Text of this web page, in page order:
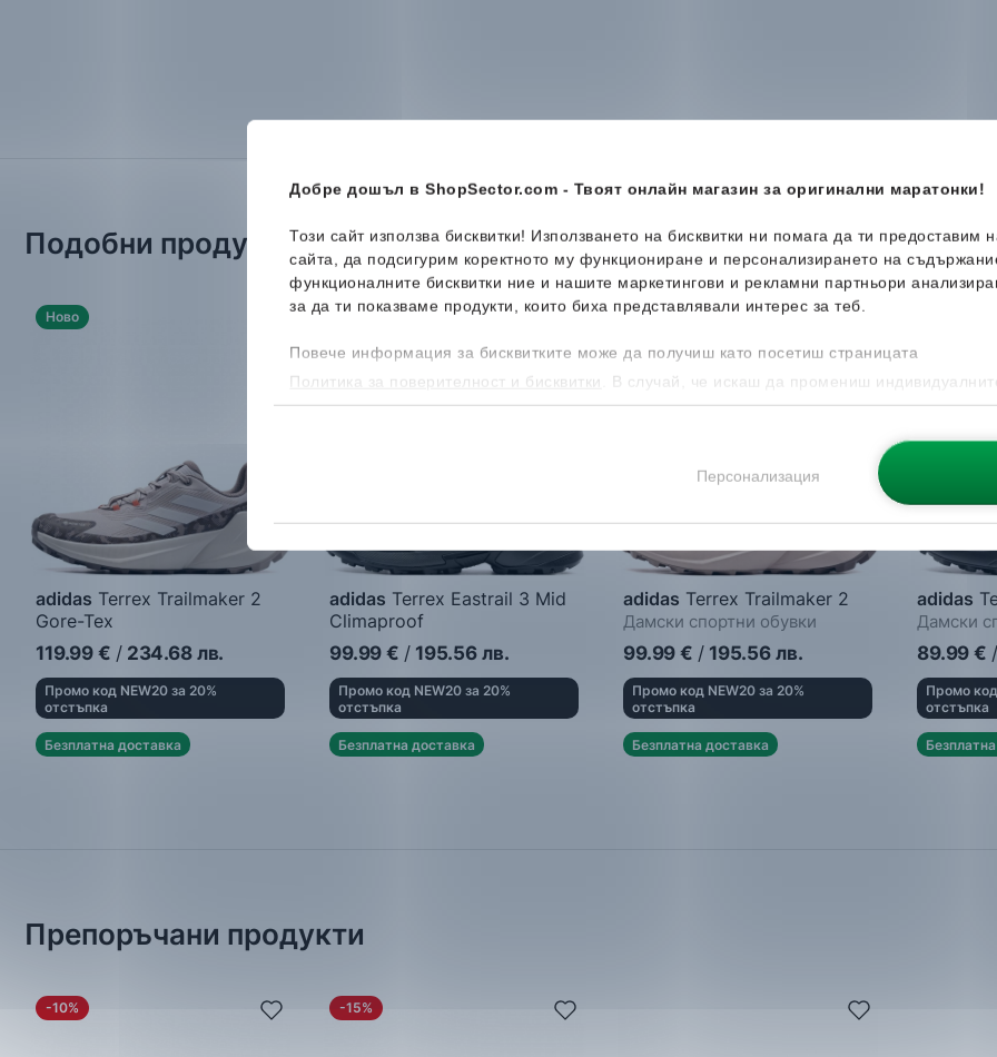
Добре дошъл в ShopSector.com - Твоят онлайн магазин за оригинални маратонки!
Този сайт използва бисквитки! Използването на бисквитки ни помага да ти предоставим
сайта, да подсигурим коректното му функциониране и персонализирането на
функционалните бисквитки ние и нашите маркетингови и рекламни партньори
за да ти показваме продукти, които биха представлявали интерес за теб.
Повече информация за бисквитките може да получиш като посетиш страницата
Политика за поверителност и бисквитки
. В случай, че искаш да промениш
бисквитките, можеш да го направиш от опцията за Персонализация.
Персонализация
Подобни продукти
Ново
adidas Terrex Trailmaker 2
Gore-Tex
Дамски спортни обувки
119.99 € / 234.68 лв.
Промо код NEW20 за 20%
отстъпка
Безплатна доставка
Ново
adidas Terrex Eastrail 3 Mid
Climaproof
Дамски спортни обувки
99.99 € / 195.56 лв.
Промо код NEW20 за 20%
отстъпка
Безплатна доставка
Ново
adidas Terrex Trailmaker 2
Дамски спортни обувки
99.99 € / 195.56 лв.
Промо код NEW20 за 20%
отстъпка
Безплатна доставка
adidas
Дамски
89.99 € /
Промо
отстъпка
Препоръчани продукти
-10% -15%